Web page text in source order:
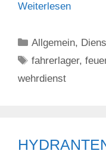
Weiterlesen
Kategorien
Allgemein,
Schlagwörter
fahrerlager,
wehrdienst